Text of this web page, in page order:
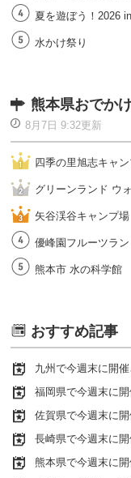
夏を遊ぼう！2026
水かけ祭り
熊本県おでか
8月7日 9:32更新
四季の里旭志キャ
グリーンランド ウ
矢谷渓谷キャンプ場
優峰園フルーツラン
熊本市 水の科学館
おすすめ記事
九州で今週末に開
福岡県で今週末に
佐賀県で今週末に
長崎県で今週末に
熊本県で今週末に